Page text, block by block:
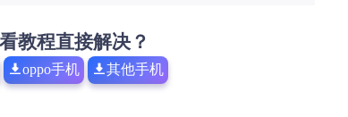
教程直接解决？
oppo手机 其他手机